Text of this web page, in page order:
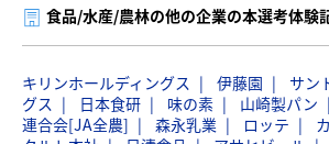
食品/水産/農林の他の企業の本選考体験
キリンホールディングス 伊藤園
サン
グス
日本食研 味の素 山崎製パン
連合会[JA全農]
森永乳業 ロッテ